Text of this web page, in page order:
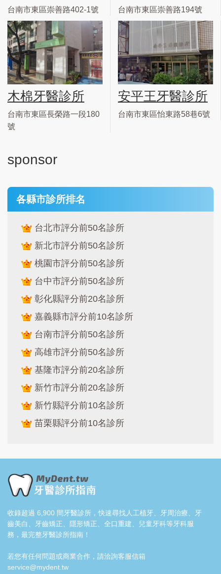
台南市東區崇善路402-1號 台南市東區崇善路194號
木棉牙醫診所
台南市東區長榮路一段180
號
安平王牙醫診所
台南市東區怡東路58巷6號
sponsor
各縣市診所排名
台北市評分前50名診所
新北市評分前50名診所
桃園市評分前50名診所
台中市評分前50名診所
彰化縣評分前20名診所
嘉義縣市評分前10名診所
台南市評分前50名診所
高雄市評分前50名診所
基隆市評分前20名診所
新竹市評分前20名診所
新竹縣評分前10名診所
苗栗縣評分前10名診所
收錄超過 6,900 間牙醫診所，快速尋找人工植牙、牙周治療、牙
齒美白、牙齒矯正、隱形矯正、全口重建、兒童牙科等牙科服
務，最完整牙醫診所指南！
若您有任何問題或商業合作，請洽詢客服信箱
service@mydent.tw